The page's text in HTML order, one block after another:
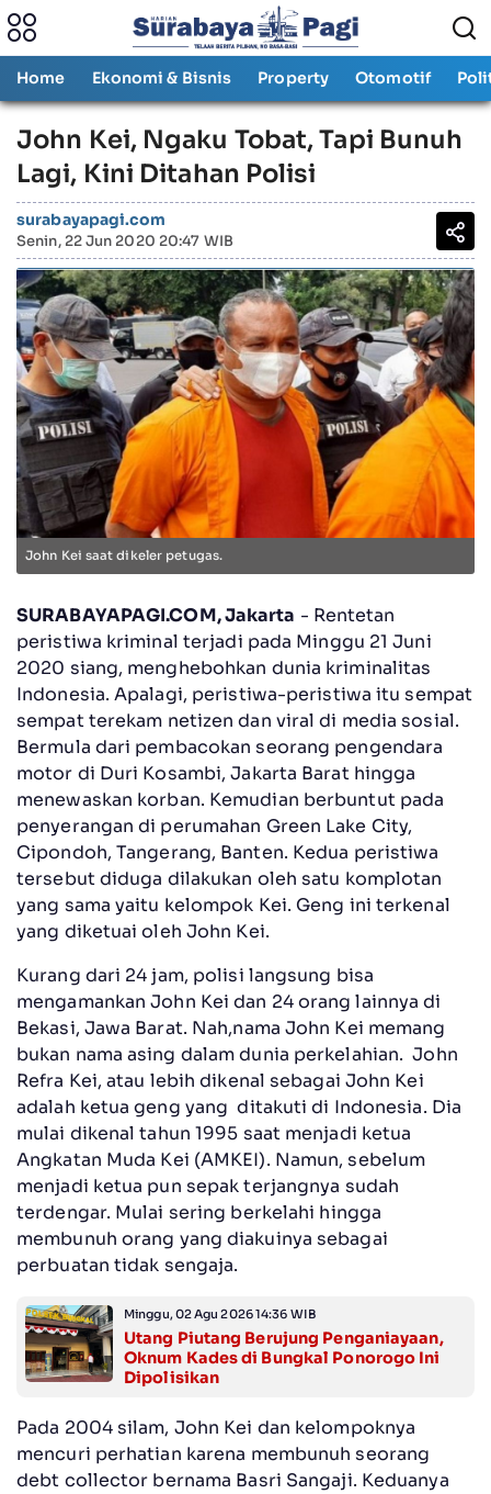
Home Ekonomi & Bisnis Property Otomotif
John Kei, Ngaku Tobat, Tapi Bunuh
Lagi, Kini Ditahan Polisi
surabayapagi.com
Senin, 22 Jun 2020 20:47 WIB
John Kei saat dikeler petugas.
SURABAYAPAGI.COM, Jakarta - Rentetan
peristiwa kriminal terjadi pada Minggu 21 Juni
2020 siang, menghebohkan dunia kriminalitas
Indonesia. Apalagi, peristiwa-peristiwa itu sempat
sempat terekam netizen dan viral di media sosial.
Bermula dari pembacokan seorang pengendara
motor di Duri Kosambi, Jakarta Barat hingga
menewaskan korban. Kemudian berbuntut pada
penyerangan di perumahan Green Lake City,
Cipondoh, Tangerang, Banten. Kedua peristiwa
tersebut diduga dilakukan oleh satu komplotan
yang sama yaitu kelompok Kei. Geng ini terkenal
yang diketuai oleh John Kei.
Kurang dari 24 jam, polisi langsung bisa
mengamankan John Kei dan 24 orang lainnya di
Bekasi, Jawa Barat. Nah,nama John Kei memang
bukan nama asing dalam dunia perkelahian. John
Refra Kei, atau lebih dikenal sebagai John Kei
adalah ketua geng yang ditakuti di Indonesia. Dia
mulai dikenal tahun 1995 saat menjadi ketua
Angkatan Muda Kei (AMKEI). Namun, sebelum
menjadi ketua pun sepak terjangnya sudah
terdengar. Mulai sering berkelahi hingga
membunuh orang yang diakuinya sebagai
perbuatan tidak sengaja.
Minggu, 02 Agu 2026 14:36 WIB
Utang Piutang Berujung Penganiayaan,
Oknum Kades di Bungkal Ponorogo Ini
Dipolisikan
Pada 2004 silam, John Kei dan kelompoknya
mencuri perhatian karena membunuh seorang
debt collector bernama Basri Sangaji. Keduanya